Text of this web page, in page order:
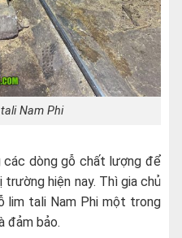
Nam Phi
các dòng gỗ chất lượng để
hiện nay. Thì gia chủ
lim tali Nam Phi một trong
đảm bảo.